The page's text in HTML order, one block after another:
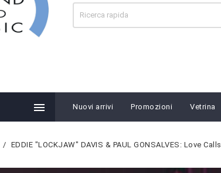
 Nuovi arrivi Promozioni Vetrina
EDDIE "LOCKJAW" DAVIS & PAUL GONSALVES: Love Calls